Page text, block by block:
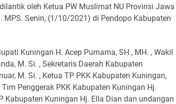
oleh Ketua PW Muslimat NU Provinsi Jawa
MPS. Senin, (1/10/2021) di Pendopo Kabupaten
Kuningan H. Acep Purnama, SH., MH. , Wakil
M. Si. , Sekretaris Daerah Kabupaten
M. Si. , Ketua TP PKK Kabupaten Kuningan,
Penggerak PKK Kabupaten Kuningan Hj.
Kabupaten Kuningan Hj. Ella Dian dan undangan